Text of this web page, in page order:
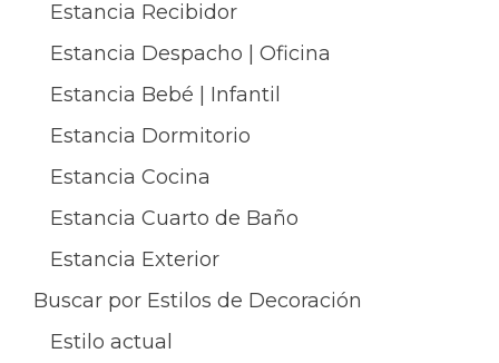
Estancia Recibidor
Estancia Despacho | Oficina
Estancia Bebé | Infantil
Estancia Dormitorio
Estancia Cocina
Estancia Cuarto de Baño
Estancia Exterior
Buscar por Estilos de Decoración
Estilo actual